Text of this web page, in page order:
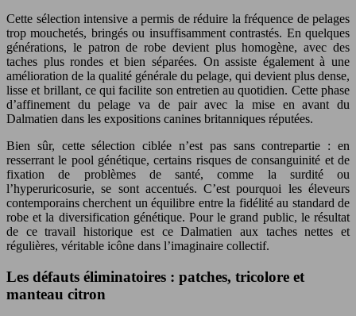
Cette sélection intensive a permis de réduire la fréquence de pelages
trop mouchetés, bringés ou insuffisamment contrastés. En quelques
générations, le patron de robe devient plus homogène, avec des
taches plus rondes et bien séparées. On assiste également à une
amélioration de la qualité générale du pelage, qui devient plus dense,
lisse et brillant, ce qui facilite son entretien au quotidien. Cette phase
d’affinement du pelage va de pair avec la mise en avant du
Dalmatien dans les expositions canines britanniques réputées.
Bien sûr, cette sélection ciblée n’est pas sans contrepartie : en
resserrant le pool génétique, certains risques de consanguinité et de
fixation de problèmes de santé, comme la surdité ou
l’hyperuricosurie, se sont accentués. C’est pourquoi les éleveurs
contemporains cherchent un équilibre entre la fidélité au standard de
robe et la diversification génétique. Pour le grand public, le résultat
de ce travail historique est ce Dalmatien aux taches nettes et
régulières, véritable icône dans l’imaginaire collectif.
Les défauts éliminatoires : patches, tricolore et
manteau citron